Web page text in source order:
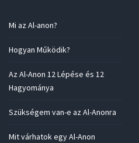
Mi az Al-anon?
Hogyan Működik?
Az Al-Anon 12 Lépése és 12
Hagyománya
Szükségem van-e az Al-Anonra
Mit várhatok egy Al-Anon